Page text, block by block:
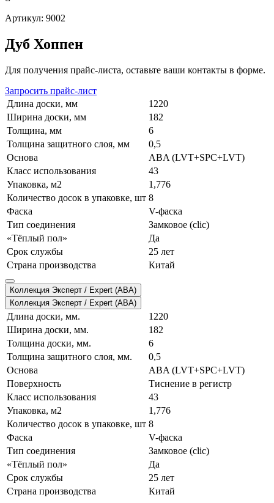
Артикул: 9002
Дуб Хоппен
Для получения прайс-листа, оставьте ваши контакты в форме.
Запросить прайс-лист
Длина доски, мм
1220
Ширина доски, мм
182
Толщина, мм
6
Толщина защитного слоя, мм
0,5
Основа
ABA (LVT+SPC+LVT)
Класс использования
43
Упаковка, м2
1,776
Количество досок в упаковке, шт 8
Фаска
V-фаска
Тип соединения
Замковое (clic)
«Тёплый пол»
Да
Срок службы
25 лет
Страна производства
Китай
Коллекция Эксперт / Expert (ABA)
Коллекция Эксперт / Expert (ABA)
Длина доски, мм.
1220
Ширина доски, мм.
182
Толщина доски, мм.
6
Толщина защитного слоя, мм.
0,5
Основа
ABA (LVT+SPC+LVT)
Поверхность
Тиснение в регистр
Класс использования
43
Упаковка, м2
1,776
Количество досок в упаковке, шт 8
Фаска
V-фаска
Тип соединения
Замковое (clic)
«Тёплый пол»
Да
Срок службы
25 лет
Страна производства
Китай